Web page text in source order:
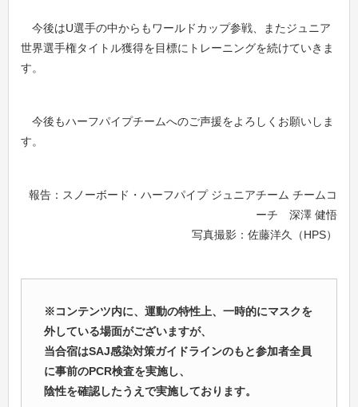
今後はU選手の中からもワールドカップ参戦、またジュニア
世界選手権タイトル獲得を目標にトレーニングを続けていきま
す。
今後もハーフパイプチームへのご声援をよろしくお願いしま
す。
報告：スノーボード・ハーフパイプ ジュニアチーム チームコ
ーチ 深澤 健悟
写真撮影：佐藤洋久（HPS）
※コンテンツ内に、 運動の特性上、一時的にマスクを
外している場面がございますが、
当合宿はSAJ感染対策ガイドラインのもと参加者全員
に事前のPCR検査を実施し、
陰性を確認したうえで実施しております。